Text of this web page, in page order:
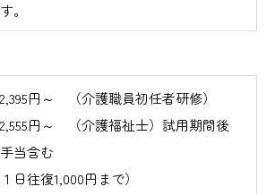
。
円～ （介護職員初任者研修）
円～ （介護福祉士）試用期間後
当含む
日往復1,000円まで）